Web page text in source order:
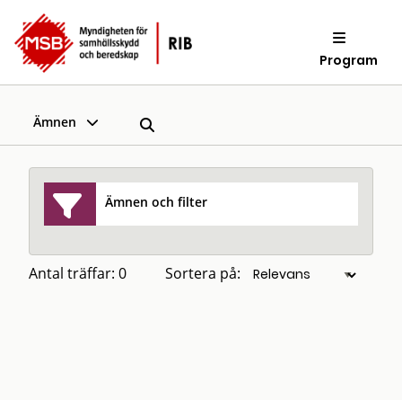
Program
Ämnen
Ämnen och filter
Antal träffar: 0 Sortera på: